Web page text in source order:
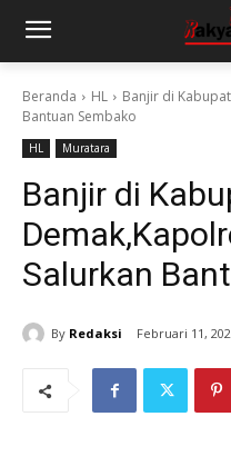
Beranda HL
Banjir di
Bantuan Sembako
HL Muratara
Banjir di
Salurkan
By Redaksi Februari 11,